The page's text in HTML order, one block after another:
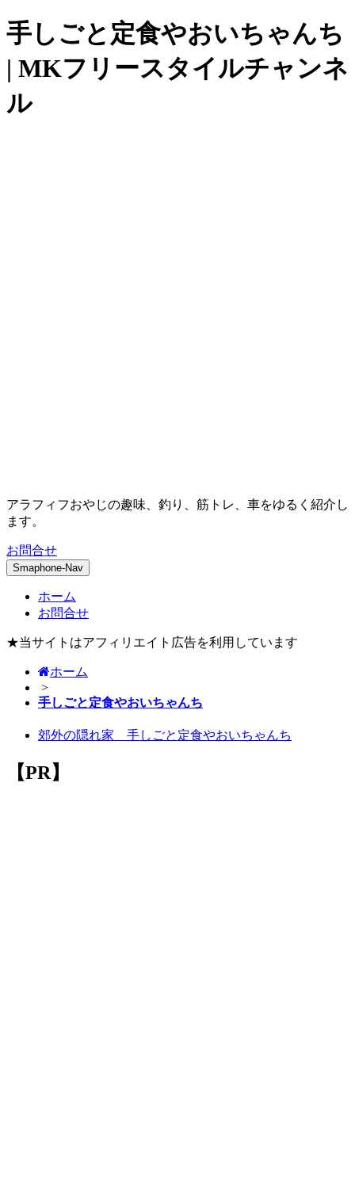
手しごと定食やおいちゃんち
| MKフリースタイルチャンネ
ル
アラフィフおやじの趣味、釣り、筋トレ、車をゆるく紹介し
ます。
お問合せ
Smaphone-Nav
ホーム
お問合せ
★当サイトはアフィリエイト広告を利用しています
ホーム
>
手しごと定食やおいちゃんち
郊外の隠れ家 手しごと定食やおいちゃんち
【PR】